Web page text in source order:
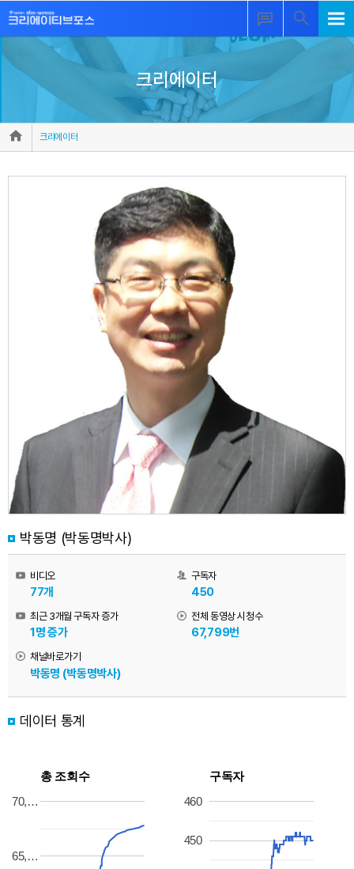
크리에이터
크리에이터
박동명 (박동명박사)
비디오
77개
구독자
450
최근 3개월 구독자 증가
1명 증가
전체 동영상 시청수
67,799번
채널바로가기
박동명 (박동명박사)
데이터 통계
총 조회수
65,…
70,…
구독자
450
460